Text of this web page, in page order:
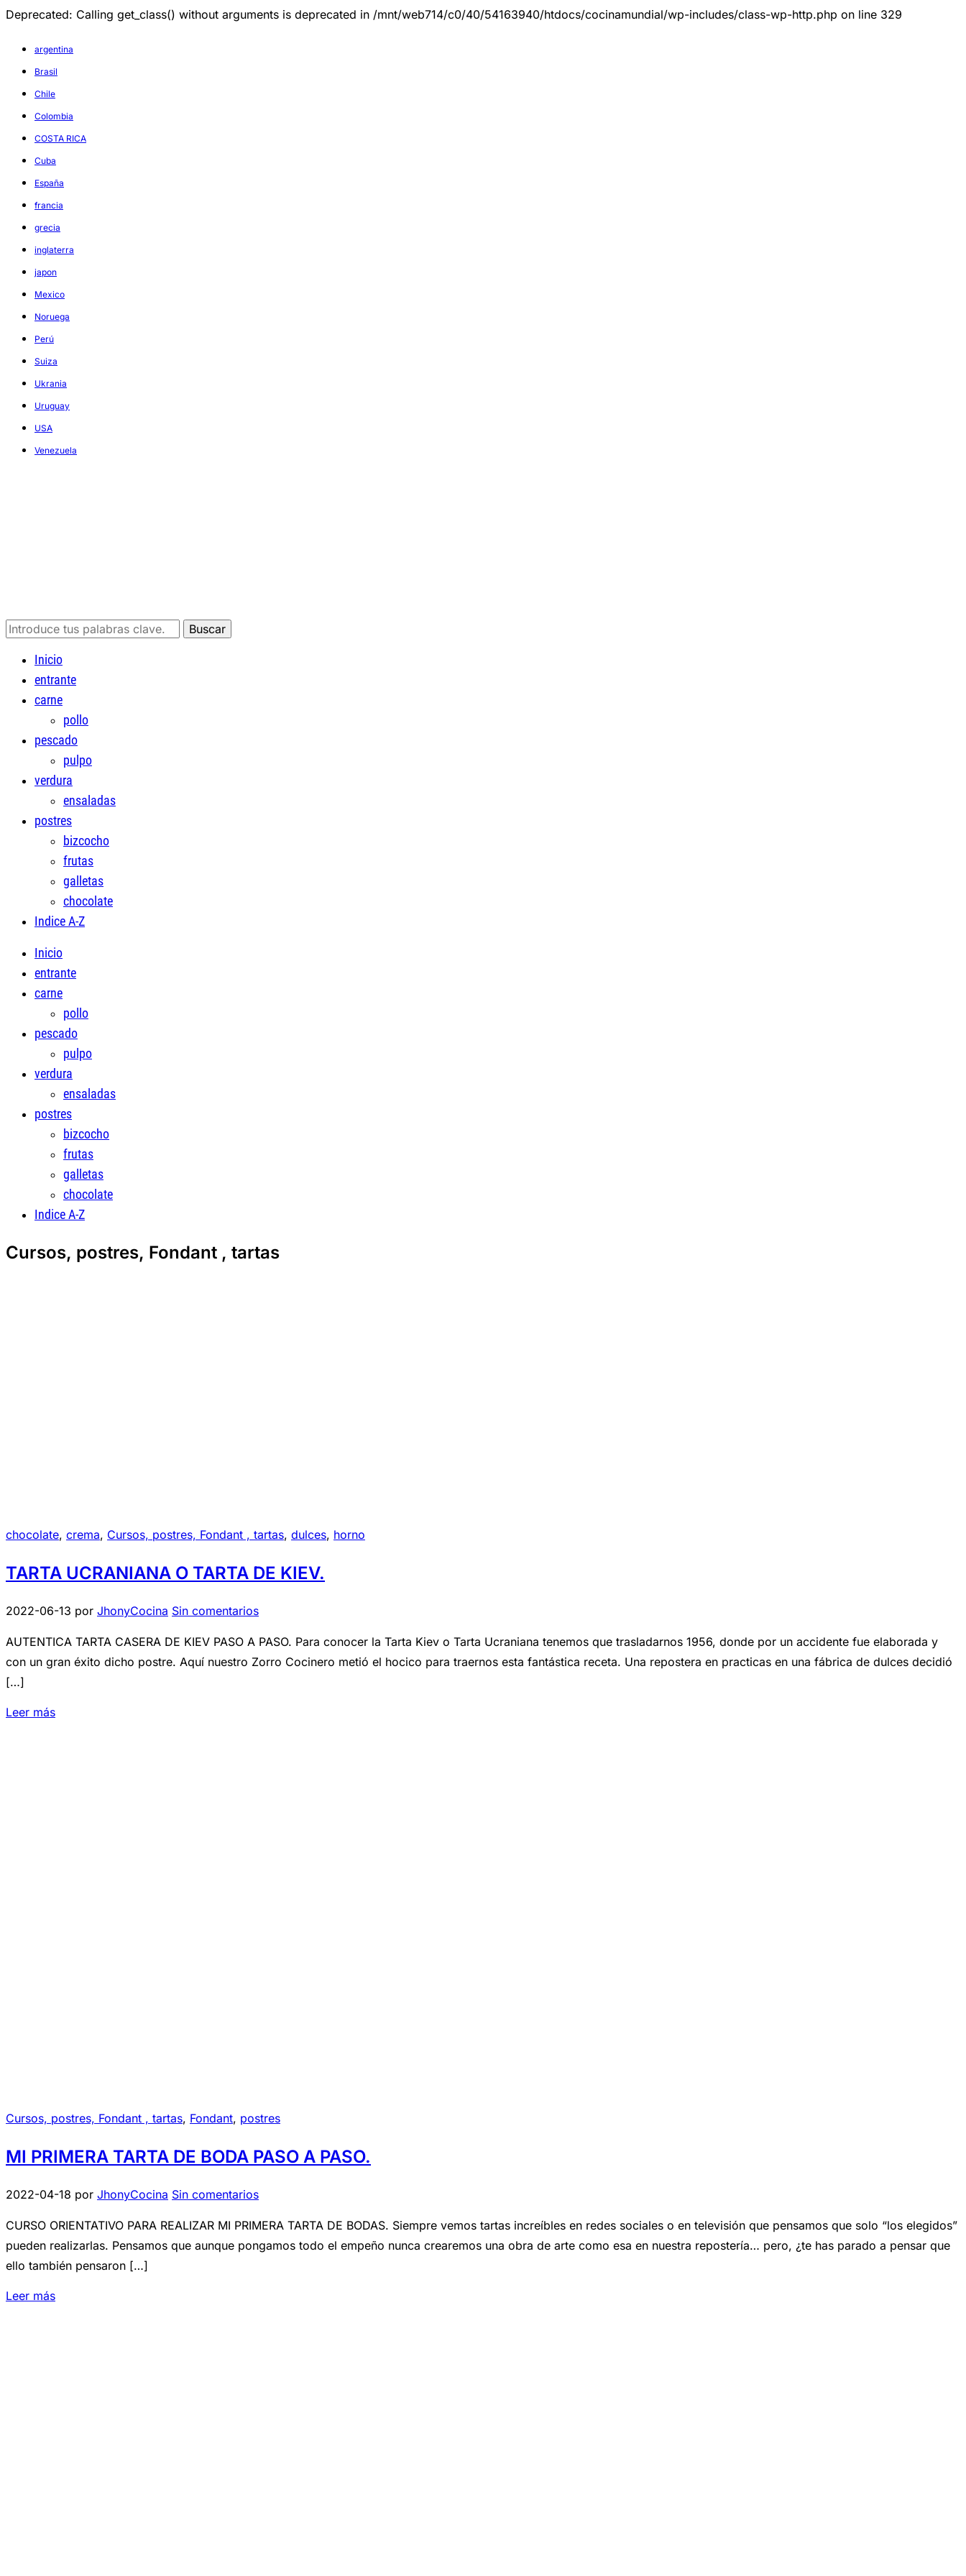
Deprecated: Calling get_class() without arguments is deprecated in /mnt/web714/c0/40/54163940/htdocs/cocinamundial/wp-includes/class-wp-http.php on line 329
argentina
Brasil
Chile
Colombia
COSTA RICA
Cuba
España
francia
grecia
inglaterra
japon
Mexico
Noruega
Perú
Suiza
Ukrania
Uruguay
USA
Venezuela
Inicio
entrante
carne
pollo
pescado
pulpo
verdura
ensaladas
postres
bizcocho
frutas
galletas
chocolate
Indice A-Z
Inicio
entrante
carne
pollo
pescado
pulpo
verdura
ensaladas
postres
bizcocho
frutas
galletas
chocolate
Indice A-Z
Cursos, postres, Fondant , tartas
chocolate, crema, Cursos, postres, Fondant , tartas, dulces, horno
TARTA UCRANIANA O TARTA DE KIEV.
2022-06-13 por JhonyCocina Sin comentarios
AUTENTICA TARTA CASERA DE KIEV PASO A PASO. Para conocer la Tarta Kiev o Tarta Ucraniana tenemos que trasladarnos 1956, donde por un accidente fue elaborada y
con un gran éxito dicho postre. Aquí nuestro Zorro Cocinero metió el hocico para traernos esta fantástica receta. Una repostera en practicas en una fábrica de dulces decidió
[…]
Leer más
Cursos, postres, Fondant , tartas, Fondant, postres
MI PRIMERA TARTA DE BODA PASO A PASO.
2022-04-18 por JhonyCocina Sin comentarios
CURSO ORIENTATIVO PARA REALIZAR MI PRIMERA TARTA DE BODAS. Siempre vemos tartas increíbles en redes sociales o en televisión que pensamos que solo “los elegidos”
pueden realizarlas. Pensamos que aunque pongamos todo el empeño nunca crearemos una obra de arte como esa en nuestra repostería… pero, ¿te has parado a pensar que
ello también pensaron […]
Leer más